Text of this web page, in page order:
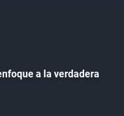
a la verdadera